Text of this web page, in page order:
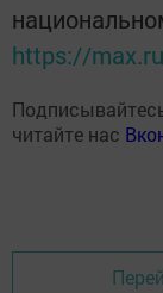
https://
читайте нас